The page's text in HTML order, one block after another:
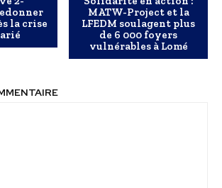
la crise
MATW-Project et la
LFEDM soulagent plus
de 6 000 foyers
vulnérables à Lomé